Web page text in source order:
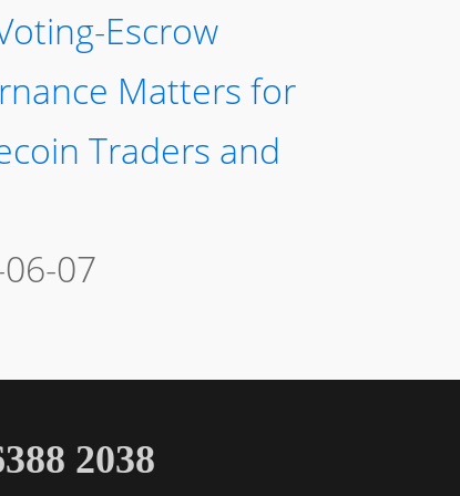
Escrow
Matters for
Traders and
07
2038